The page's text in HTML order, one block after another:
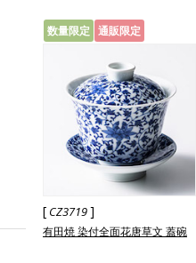
数量限定 通販限定
[ CZ3719]
有田焼 染付全面花唐草文 蓋碗